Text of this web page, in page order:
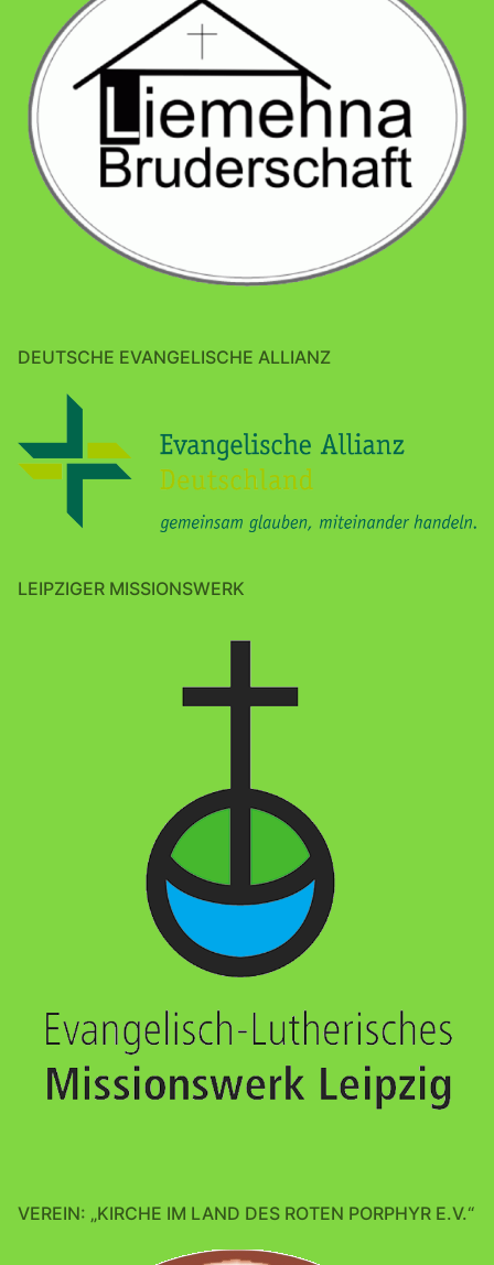
DEUTSCHE EVANGELISCHE ALLIANZ
LEIPZIGER MISSIONSWERK
VEREIN: „KIRCHE IM LAND DES ROTEN PORPHYR E.V.“